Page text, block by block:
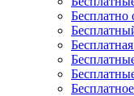
Бесплатно